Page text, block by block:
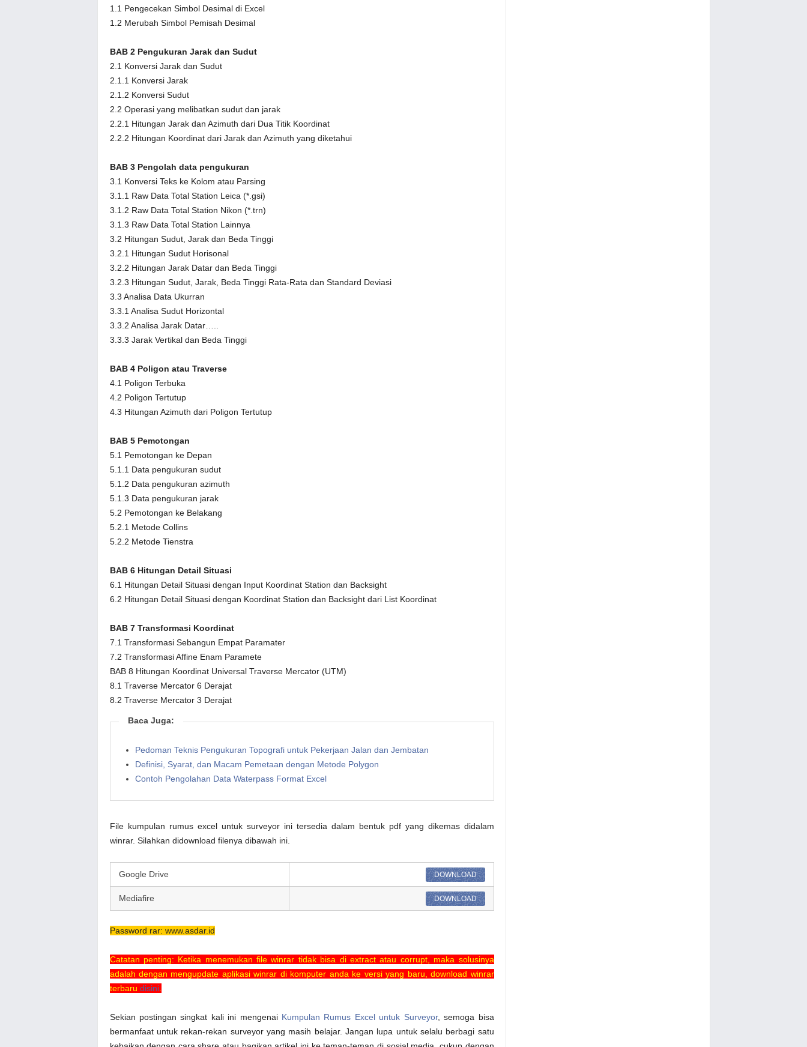
1.1 Pengecekan Simbol Desimal di Excel
1.2 Merubah Simbol Pemisah Desimal
BAB 2 Pengukuran Jarak dan Sudut
2.1 Konversi Jarak dan Sudut
2.1.1 Konversi Jarak
2.1.2 Konversi Sudut
2.2 Operasi yang melibatkan sudut dan jarak
2.2.1 Hitungan Jarak dan Azimuth dari Dua Titik Koordinat
2.2.2 Hitungan Koordinat dari Jarak dan Azimuth yang diketahui
BAB 3 Pengolah data pengukuran
3.1 Konversi Teks ke Kolom atau Parsing
3.1.1 Raw Data Total Station Leica (*.gsi)
3.1.2 Raw Data Total Station Nikon (*.trn)
3.1.3 Raw Data Total Station Lainnya
3.2 Hitungan Sudut, Jarak dan Beda Tinggi
3.2.1 Hitungan Sudut Horisonal
3.2.2 Hitungan Jarak Datar dan Beda Tinggi
3.2.3 Hitungan Sudut, Jarak, Beda Tinggi Rata-Rata dan Standard Deviasi
3.3 Analisa Data Ukurran
3.3.1 Analisa Sudut Horizontal
3.3.2 Analisa Jarak Datar…..
3.3.3 Jarak Vertikal dan Beda Tinggi
BAB 4 Poligon atau Traverse
4.1 Poligon Terbuka
4.2 Poligon Tertutup
4.3 Hitungan Azimuth dari Poligon Tertutup
BAB 5 Pemotongan
5.1 Pemotongan ke Depan
5.1.1 Data pengukuran sudut
5.1.2 Data pengukuran azimuth
5.1.3 Data pengukuran jarak
5.2 Pemotongan ke Belakang
5.2.1 Metode Collins
5.2.2 Metode Tienstra
BAB 6 Hitungan Detail Situasi
6.1 Hitungan Detail Situasi dengan Input Koordinat Station dan Backsight
6.2 Hitungan Detail Situasi dengan Koordinat Station dan Backsight dari List Koordinat
BAB 7 Transformasi Koordinat
7.1 Transformasi Sebangun Empat Paramater
7.2 Transformasi Affine Enam Paramete
BAB 8 Hitungan Koordinat Universal Traverse Mercator (UTM)
8.1 Traverse Mercator 6 Derajat
8.2 Traverse Mercator 3 Derajat
Baca Juga:
Pedoman Teknis Pengukuran Topografi untuk Pekerjaan Jalan dan Jembatan
Definisi, Syarat, dan Macam Pemetaan dengan Metode Polygon
Contoh Pengolahan Data Waterpass Format Excel
File kumpulan rumus excel untuk surveyor ini tersedia dalam bentuk pdf yang dikemas didalam
winrar. Silahkan didownload filenya dibawah ini.
Google Drive DOWNLOAD
Mediafire DOWNLOAD
Password rar: www.asdar.id
Catatan penting: Ketika menemukan file winrar tidak bisa di extract atau corrupt, maka solusinya
adalah dengan mengupdate aplikasi winrar di komputer anda ke versi yang baru, download winrar
terbaru disini.
Sekian postingan singkat kali ini mengenai Kumpulan Rumus Excel untuk Surveyor, semoga bisa
bermanfaat untuk rekan-rekan surveyor yang masih belajar. Jangan lupa untuk selalu berbagi satu